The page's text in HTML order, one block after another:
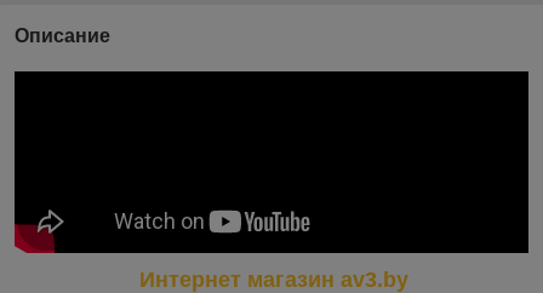
Описание
Интернет магазин av3.by